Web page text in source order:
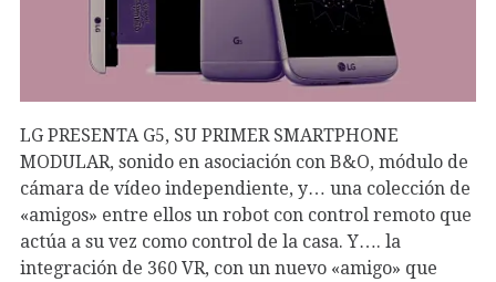
LG PRESENTA G5, SU PRIMER SMARTPHONE
MODULAR, sonido en asociación con B&O, módulo de
cámara de vídeo independiente, y… una colección de
«amigos» entre ellos un robot con control remoto que
actúa a su vez como control de la casa. Y…. la
integración de 360 VR, con un nuevo «amigo» que